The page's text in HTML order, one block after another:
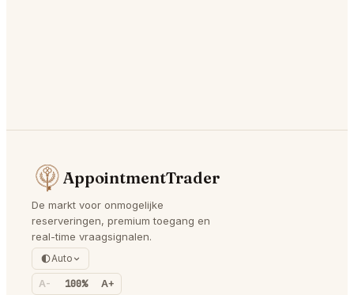
AppointmentTrader
De markt voor onmogelijke
reserveringen, premium toegang en
real-time vraagsignalen.
Auto
A- 100% A+